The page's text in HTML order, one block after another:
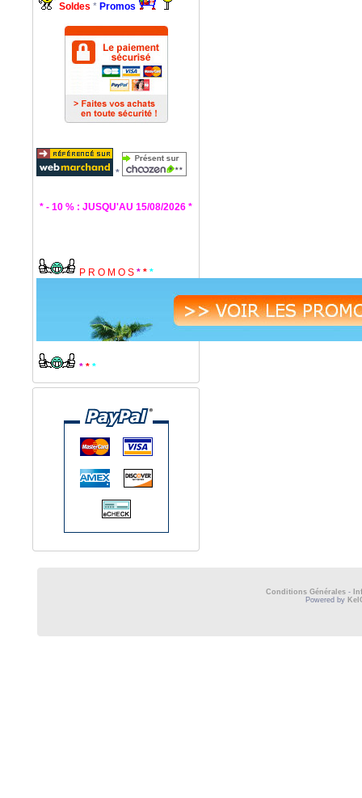
Soldes * Promos
*
* - 10 % : JUSQU'AU 15/08/2026 *
P R O M O S * * *
* * *
Conditions Générales -
Powered by